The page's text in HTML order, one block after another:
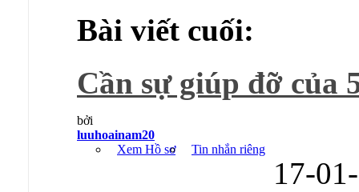
Bài viết cuối:
Cần sự giúp đỡ của
bởi
luuhoainam20
Xem Hồ sơ
Tin nhắn riêng
17-